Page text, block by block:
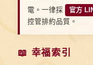
電。一律採
官方
控管排約品質。
📖 幸福索引